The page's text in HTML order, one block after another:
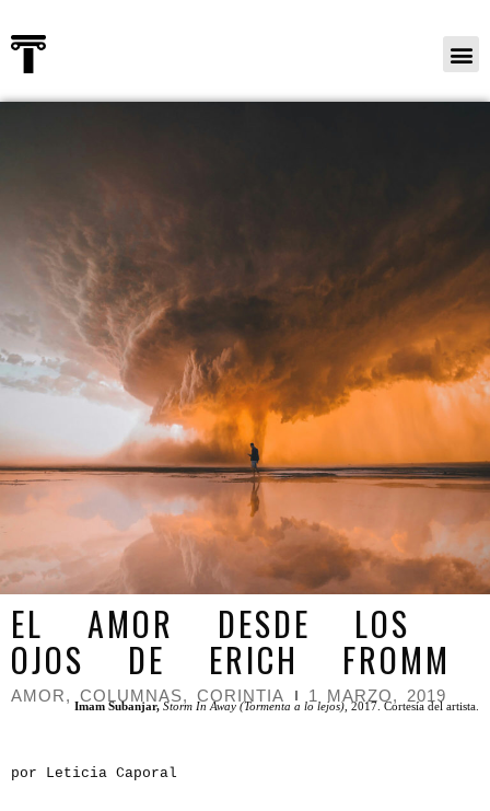
EL AMOR DESDE LOS
OJOS DE ERICH FROMM
AMOR, COLUMNAS, CORINTIA 1 MARZO, 2019
Imam Subanjar, Storm In Away (Tormenta a lo lejos) , 2017. Cortesía del artista.
por Leticia Caporal